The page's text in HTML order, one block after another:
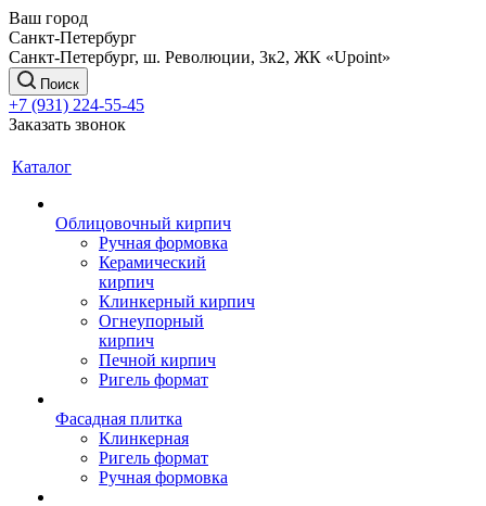
Ваш город
Санкт-Петербург
Санкт-Петербург, ш. Революции, 3к2, ЖК «Upoint»
Поиск
+7 (931) 224-55-45
Заказать звонок
Каталог
Облицовочный кирпич
Ручная формовка
Керамический
кирпич
Клинкерный кирпич
Огнеупорный
кирпич
Печной кирпич
Ригель формат
Фасадная плитка
Клинкерная
Ригель формат
Ручная формовка